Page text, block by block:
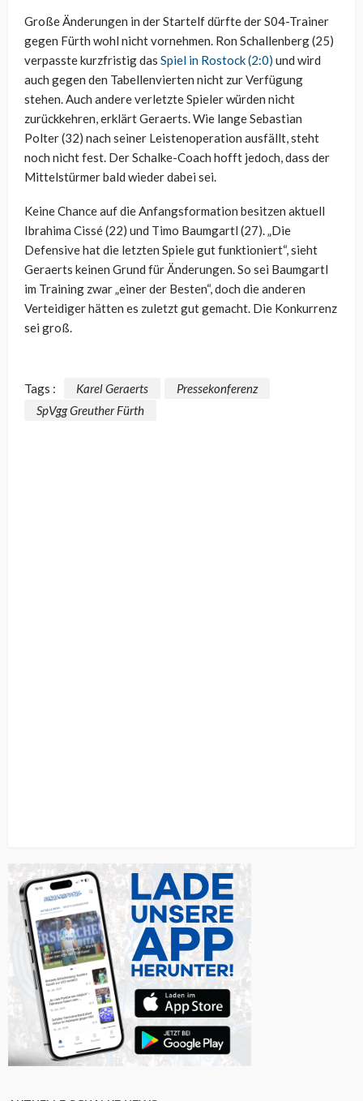
Große Änderungen in der Startelf dürfte der S04-Trainer
gegen Fürth wohl nicht vornehmen. Ron Schallenberg (25)
verpasste kurzfristig das Spiel in Rostock (2:0) und wird
auch gegen den Tabellenvierten nicht zur Verfügung
stehen. Auch andere verletzte Spieler würden nicht
zurückkehren, erklärt Geraerts. Wie lange Sebastian
Polter (32) nach seiner Leistenoperation ausfällt, steht
noch nicht fest. Der Schalke-Coach hofft jedoch, dass der
Mittelstürmer bald wieder dabei sei.
Keine Chance auf die Anfangsformation besitzen aktuell
Ibrahima Cissé (22) und Timo Baumgartl (27). „Die
Defensive hat die letzten Spiele gut funktioniert“, sieht
Geraerts keinen Grund für Änderungen. So sei Baumgartl
im Training zwar „einer der Besten“, doch die anderen
Verteidiger hätten es zuletzt gut gemacht. Die Konkurrenz
sei groß.
Tags : Karel Geraerts
Pressekonferenz
SpVgg Greuther Fürth